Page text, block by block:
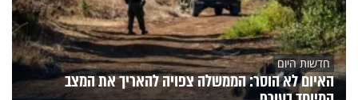
חדשות היום
האיום לא הוסר: הממשלה צפויה להאריך את המצב